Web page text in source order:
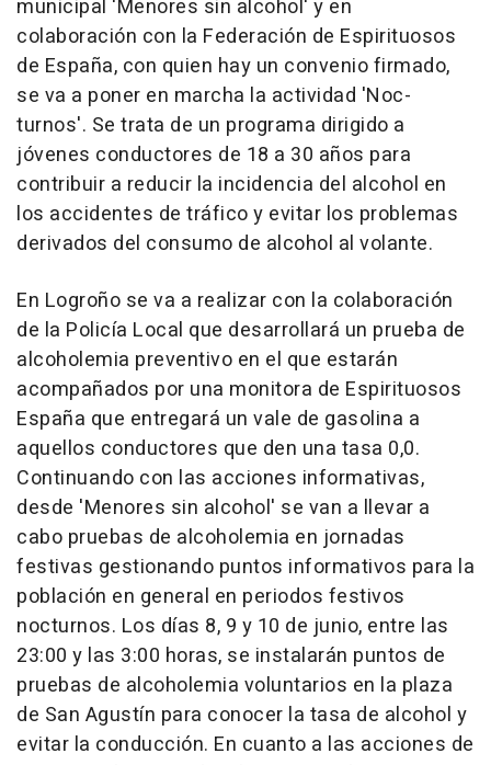
municipal 'Menores sin alcohol' y en
colaboración con la Federación de Espirituosos
de España, con quien hay un convenio firmado,
se va a poner en marcha la actividad 'Noc-
turnos'. Se trata de un programa dirigido a
jóvenes conductores de 18 a 30 años para
contribuir a reducir la incidencia del alcohol en
los accidentes de tráfico y evitar los problemas
derivados del consumo de alcohol al volante.
En Logroño se va a realizar con la colaboración
de la Policía Local que desarrollará un prueba de
alcoholemia preventivo en el que estarán
acompañados por una monitora de Espirituosos
España que entregará un vale de gasolina a
aquellos conductores que den una tasa 0,0.
Continuando con las acciones informativas,
desde 'Menores sin alcohol' se van a llevar a
cabo pruebas de alcoholemia en jornadas
festivas gestionando puntos informativos para la
población en general en periodos festivos
nocturnos. Los días 8, 9 y 10 de junio, entre las
23:00 y las 3:00 horas, se instalarán puntos de
pruebas de alcoholemia voluntarios en la plaza
de San Agustín para conocer la tasa de alcohol y
evitar la conducción. En cuanto a las acciones de